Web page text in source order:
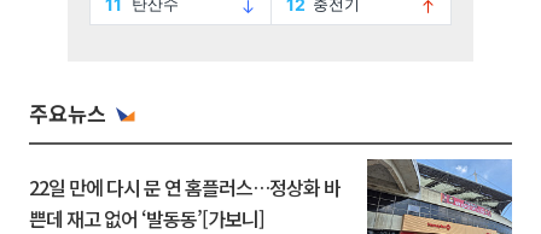
주요뉴스
22일 만에 다시 문 연 홈플러스…정상화 바
쁜데 재고 없어 ‘발동동’[가보니]